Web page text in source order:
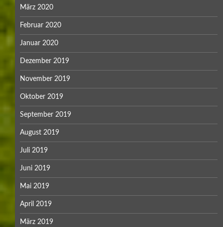
März 2020
Februar 2020
Januar 2020
Dezember 2019
November 2019
Oktober 2019
September 2019
August 2019
Juli 2019
Juni 2019
Mai 2019
April 2019
März 2019